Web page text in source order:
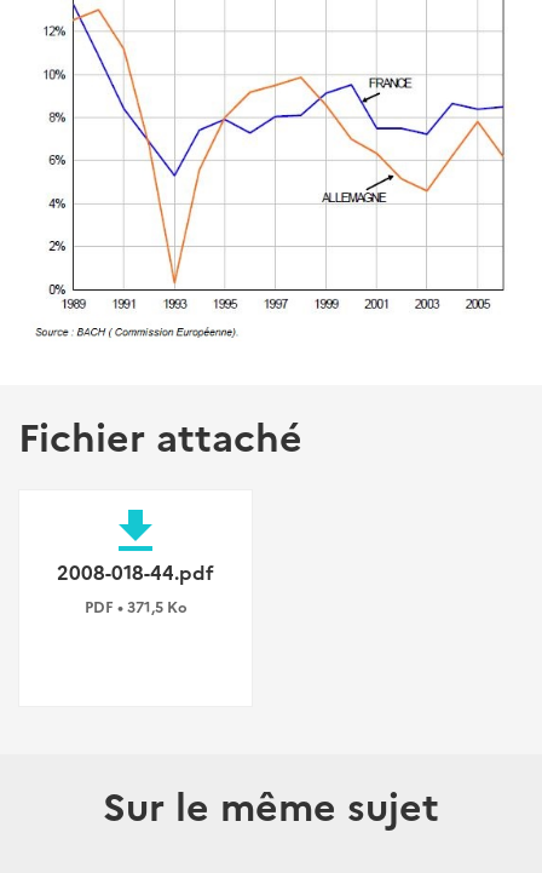
Fichier attaché
file_download
2008-018-44.pdf
PDF • 371,5 Ko
Sur le même sujet